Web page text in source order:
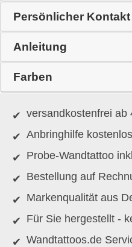
Persönlicher Kontakt
Anleitung
Farben
versandkostenfrei ab
Anbringhilfe
Probe-Wandtattoo
Bestellung auf
Markenqualität aus
Für Sie hergestellt -
Wandtattoos.de